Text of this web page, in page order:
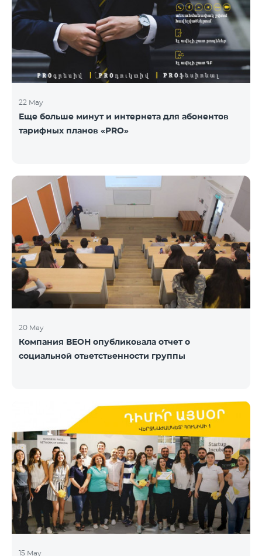
22 May
Еще больше минут и интернета для абонентов
тарифных планов «PRO»
20 May
Компания ВЕОН опубликовала отчет о
социальной ответственности группы
15 May